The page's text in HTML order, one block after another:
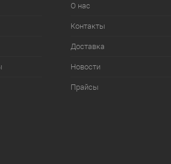
О нас
Контакты
Доставка
Новости
Прайсы